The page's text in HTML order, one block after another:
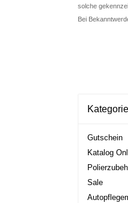
solche
Bei
Gutschein
Katalog
Sale